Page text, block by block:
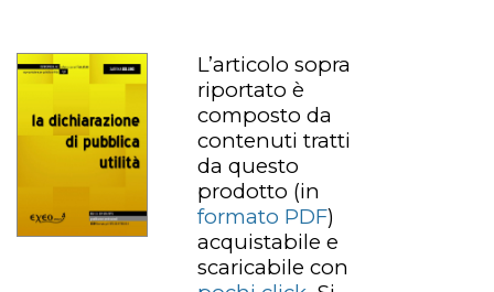
L’articolo sopra
riportato è
composto da
contenuti tratti
da questo
prodotto (in
formato PDF)
acquistabile e
scaricabile con